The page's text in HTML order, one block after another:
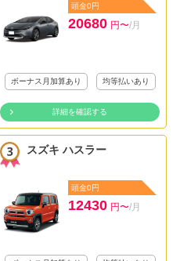
頭金0円
20680 円〜/月
ボーナス月加算あり 均等払いあり
詳細を確認する
スズキ ハスラー
頭金0円
12430 円〜/月